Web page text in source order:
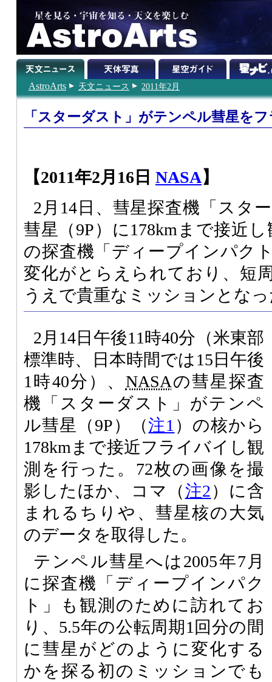
AstroArts 天文ニュース 2011年2月
「スターダスト」がテンペル彗星を
【2011年2月16日 NASA】
2月14日、彗星探査機「スタ
彗星（9P）に178kmまで接近
の探査機「ディープインパク
変化がとらえられており、短
うえで貴重なミッションとな
2月14日午後11時40分（米東部
標準時、日本時間では15日午後
1時40分）、 NASAの彗星探査
機「スターダスト」がテンペ
ル彗星（9P）（注1 ）の核から
178kmまで接近フライバイし観
測を行った。72枚の画像を撮
影したほか、コマ（注2）に含
まれるちりや、彗星核の大気
のデータを取得した。
テンペル彗星へは2005年7月
に探査機「ディープインパク
ト」も観測のために訪れてお
り、5.5年の公転周期1回分の間
に彗星がどのように変化する
かを探る初のミッションでも